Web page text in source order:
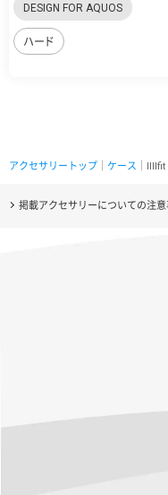
DESIGN FOR AQUOS
ハード
アクセサリートップ ケース ｜
掲載アクセサリーについての注